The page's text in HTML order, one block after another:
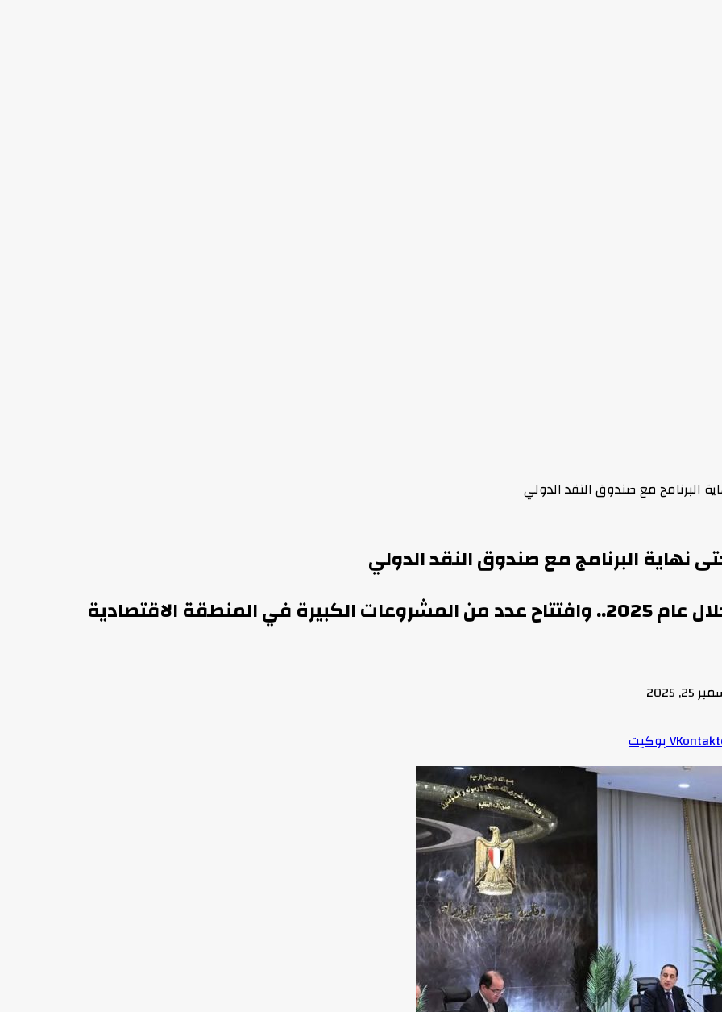
البرنامج مع صندوق النقد الدولي
نهاية البرنامج مع صندوق النقد الدولي
مدبولي: مصر استقبلت 18.8 مليون سائح خلال عام 2025.. وافتتاح عدد من المشروعات الكبيرة في المنطقة الاقتصادية
2025
بوكيت